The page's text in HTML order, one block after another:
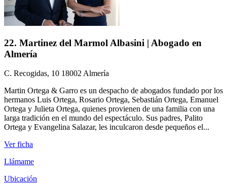
22. Martinez del Marmol Albasini | Abogado en
Almería
C. Recogidas, 10 18002 Almería
Martin Ortega & Garro es un despacho de abogados fundado por los
hermanos Luis Ortega, Rosario Ortega, Sebastián Ortega, Emanuel
Ortega y Julieta Ortega, quienes provienen de una familia con una
larga tradición en el mundo del espectáculo. Sus padres, Palito
Ortega y Evangelina Salazar, les inculcaron desde pequeños el...
Ver ficha
Llámame
Ubicación